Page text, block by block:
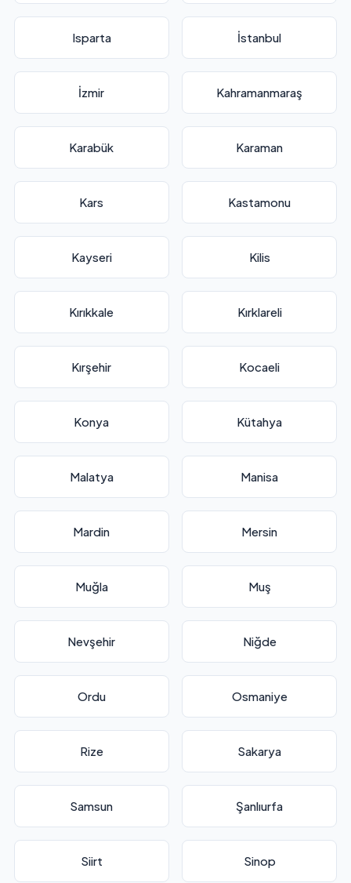
Isparta İstanbul
İzmir Kahramanmaraş
Karabük Karaman
Kars Kastamonu
Kayseri Kilis
Kırıkkale Kırklareli
Kırşehir Kocaeli
Konya Kütahya
Malatya Manisa
Mardin Mersin
Muğla Muş
Nevşehir Niğde
Ordu Osmaniye
Rize Sakarya
Samsun Şanlıurfa
Siirt Sinop